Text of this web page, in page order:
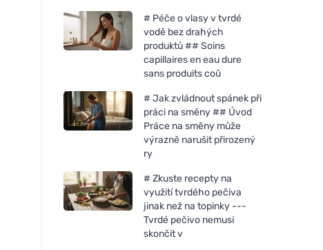
# Péče o vlasy v tvrdé
vodě bez drahých
produktů ## Soins
capillaires en eau dure
sans produits coû
# Jak zvládnout spánek při
práci na směny ## Úvod
Práce na směny může
výrazně narušit přirozený
ry
# Zkuste recepty na
využití tvrdého pečiva
jinak než na topinky ---
Tvrdé pečivo nemusí
skončit v